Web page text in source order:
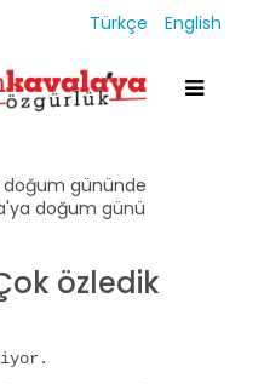
Türkçe English
gününde
doğum günü
özledik